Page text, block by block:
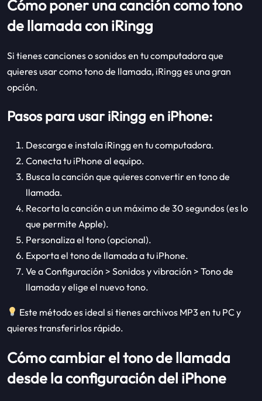
Cómo poner una canción como tono
de llamada con iRingg
Si tienes canciones o sonidos en tu computadora que
quieres usar como tono de llamada, iRingg es una gran
opción.
Pasos para usar iRingg en iPhone:
Descarga e instala iRingg en tu computadora.
Conecta tu iPhone al equipo.
Busca la canción que quieres convertir en tono de
llamada.
Recorta la canción a un máximo de 30 segundos (es lo
que permite Apple).
Personaliza el tono (opcional).
Exporta el tono de llamada a tu iPhone.
Ve a Configuración > Sonidos y vibración > Tono de
llamada y elige el nuevo tono.
Este método es ideal si tienes archivos MP3 en tu PC y
quieres transferirlos rápido.
Cómo cambiar el tono de llamada
desde la configuración del iPhone